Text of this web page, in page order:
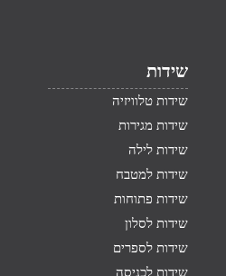
שידות
שידות טלוויזיה
שידות מגירות
שידות לילה
שידות למטבח
שידות פתוחות
שידות לסלון
שידות לספרים
שידות לכניסה